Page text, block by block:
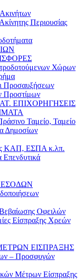
Περιουσίας
Χώρων
Προσαυξήσεων
Προστίμων
ΕΠΙΧΟΡΗΓΗΣΕΙΣ
Ταμείο, Ταμείο
Δημοσίων
ΚΑΠ, ΕΣΠΑ κ.λπ.
ΕΣΟΔΩΝ
Βεβαίωσης Οφειλών
Είσπραξης Χρεών
ΕΙΣΠΡΑΞΗΣ
– Προσφυγών
Μέτρων Είσπραξης